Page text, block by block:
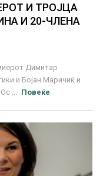
И ТРОЈЦА
И 20-ЧЛЕНА
Димитар
и Бојан Маричиќ и
...
Повеќе